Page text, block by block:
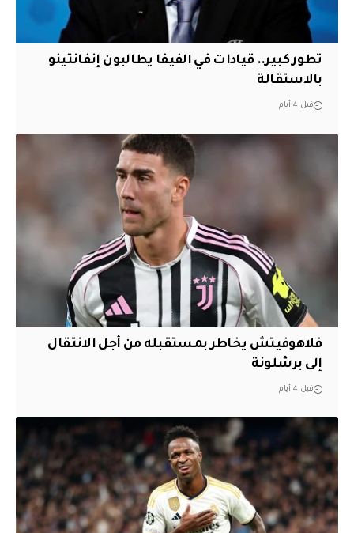
تطور كبير.. قيادات في الفيفا يطالبون إنفانتينو
بالاستقالة
قبل 4 أيام
فلاهوفيتش يخاطر بمستقبله من أجل الانتقال
إلى برشلونة
قبل 4 أيام